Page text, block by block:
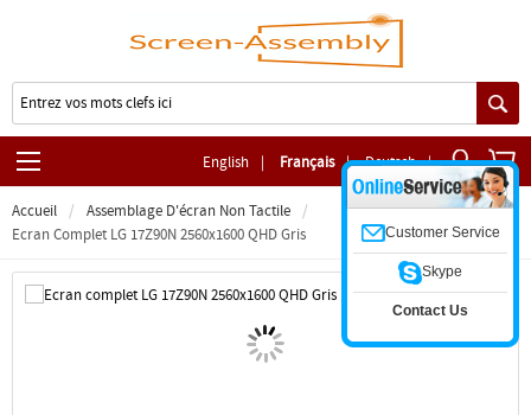
English | Français | Deutsch |
Accueil
Assemblage D'écran Non Tactile
Ecran Complet LG 17Z90N 2560x1600 QHD Gris
Customer Service
Skype
Contact Us